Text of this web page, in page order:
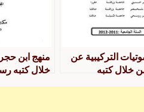
التركيبية عن
خلال كتبه
منهج ابن
خلال كتبه